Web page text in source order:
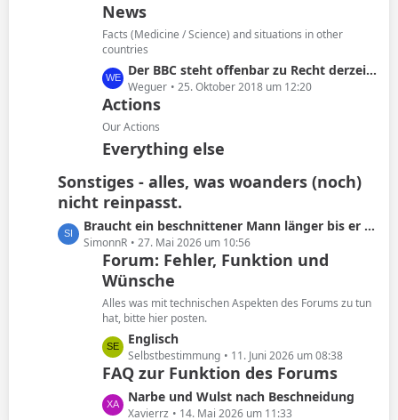
News
Facts (Medicine / Science) and situations in other
countries
L
e
t
z
t
e
B
e
i
t
r
ä
g
e
Der BBC steht offenbar zu Recht derzeit in der Kritik
Weguer 25. Oktober 2018 um 12:20
Actions
Our Actions
Everything else
Sonstiges - alles, was woanders (noch)
nicht reinpasst.
L
e
Braucht ein beschnittener Mann länger bis er kommt oder ist das Schwachsinn?
SimonnR 27. Mai 2026 um 10:56
Forum: Fehler, Funktion und
Wünsche
Alles was mit technischen Aspekten des Forums zu tun
hat, bitte hier posten.
L
e
t
z
t
Englisch
Selbstbestimmung 11. Juni 2026 um 08:38
FAQ zur Funktion des Forums
L
e
Narbe und Wulst nach Beschneidung
Xavierrz 14. Mai 2026 um 11:33